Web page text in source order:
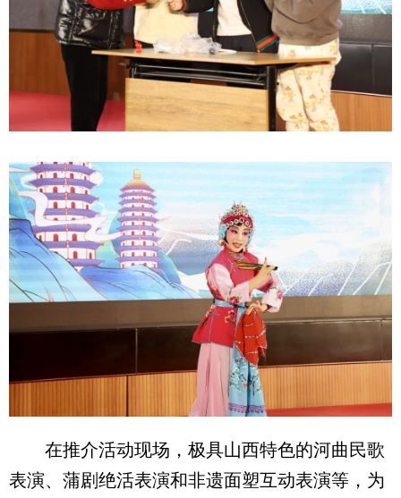
在推介活动现场，极具山西特色的河曲民歌
表演、蒲剧绝活表演和非遗面塑互动表演等，为